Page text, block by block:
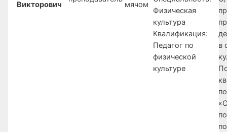
Викторович мячом
Физическая
культура
Квалификация:
Педагог по
физической
культуре
в